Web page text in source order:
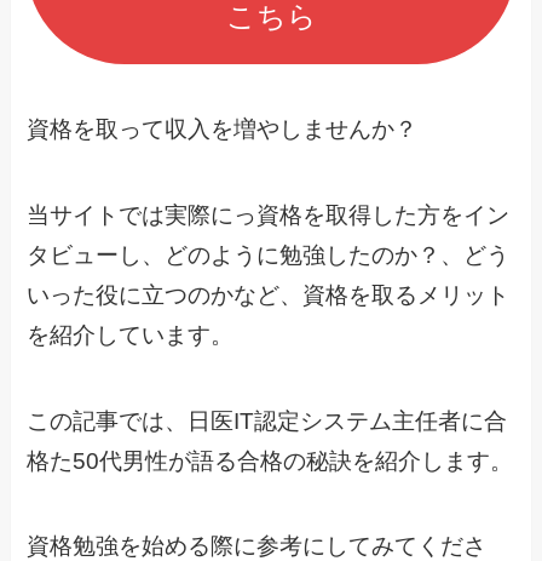
こちら
資格を取って収入を増やしませんか？
当サイトでは実際にっ資格を取得した方をイン
タビューし、どのように勉強したのか？、どう
いった役に立つのかなど、資格を取るメリット
を紹介しています。
この記事では、日医IT認定システム主任者に合
格た50代男性が語る合格の秘訣を紹介します。
資格勉強を始める際に参考にしてみてくださ